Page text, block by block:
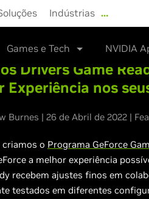
Indústrias …
Games e Tech NVIDIA
Drivers Game
Experiência nos
Burnes | 26 de Abril de 2022 |
criamos o Programa GeForce
a melhor experiência
recebem ajustes finos em
testados em diferentes